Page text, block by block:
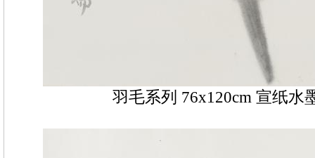
羽毛系列 76x120cm 宣纸水